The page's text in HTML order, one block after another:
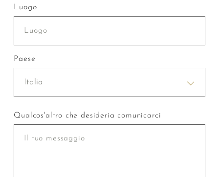
Luogo
Paese
Italia
Qualcos'altro che desideria comunicarci